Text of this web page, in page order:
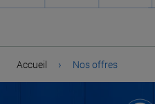
Accueil › Nos offres